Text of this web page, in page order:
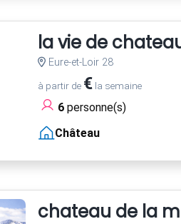
la vie de
Eure-et-Loir 28
à partir de €la semaine
6personne(s)
Château
chateau de la